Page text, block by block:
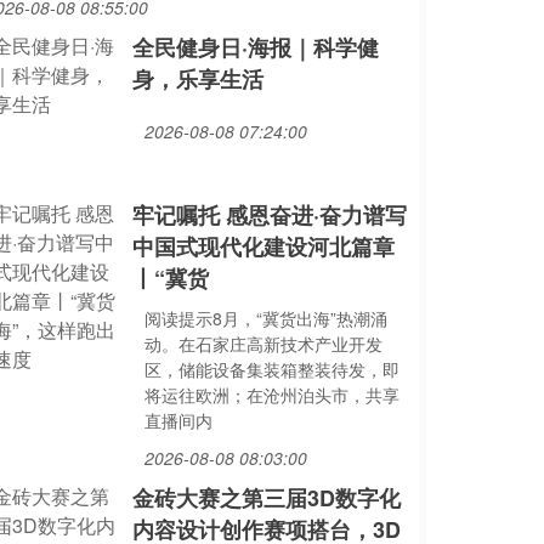
08-08 08:55:00
全民健身日·海报｜科学健
身，乐享生活
2026-08-08 07:24:00
牢记嘱托 感恩奋进·奋力谱写
中国式现代化建设河北篇章
丨“冀货
阅读提示8月，“冀货出海”热潮涌
动。在石家庄高新技术产业开发
区，储能设备集装箱整装待发，即
将运往欧洲；在沧州泊头市，共享
直播间内
2026-08-08 08:03:00
金砖大赛之第三届3D数字化
内容设计创作赛项搭台，3D